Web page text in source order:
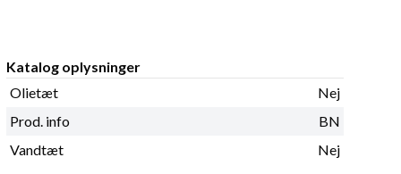
Katalog oplysninger
Olietæt
Nej
Prod. info
BN
Vandtæt
Nej